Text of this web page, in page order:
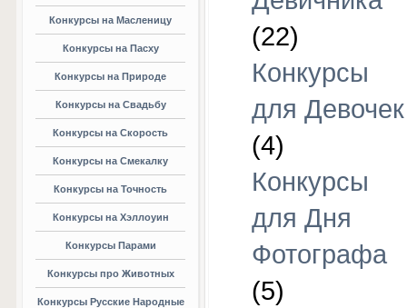
Конкурсы на Масленицу
Конкурсы на Пасху
Конкурсы на Природе
Конкурсы на Свадьбу
Конкурсы на Скорость
Конкурсы на Смекалку
Конкурсы на Точность
Конкурсы на Хэллоуин
Конкурсы Парами
Конкурсы про Животных
Конкурсы Русские Народные
(22)
Конкурсы
для Девочек
(4)
Конкурсы
для Дня
Фотографа
(5)